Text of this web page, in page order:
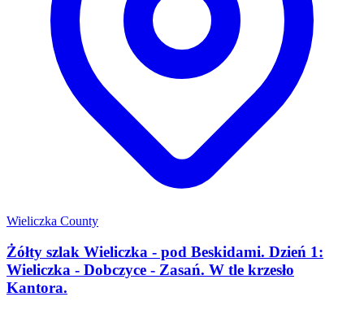
Wieliczka County
Żółty szlak Wieliczka - pod Beskidami. Dzień 1:
Wieliczka - Dobczyce - Zasań. W tle krzesło
Kantora.